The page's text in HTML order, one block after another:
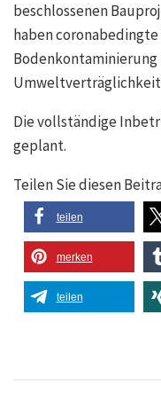
beschlossenen
haben
Umweltverträglichkeit
Die vollständige
geplant.
Teilen Sie diesen
teilen
merken
teilen